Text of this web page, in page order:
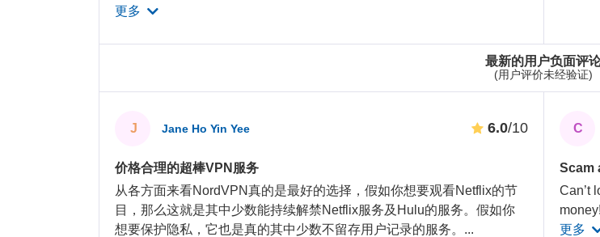
最新的用户负面评
(用户评价未经验证)
更多
J Jane Ho Yin Yee 6.0/10
价格合理的超棒VPN服务
从各方面来看NordVPN真的是最好的选择，假如你想要观看Netflix的节
目，那么这就是其中少数能持续解禁Netflix服务及Hulu的服务。假如你
想要保护隐私，它也是真的其中少数不留存用户记录的服务。 ...
C
Scam
Can’t
更多